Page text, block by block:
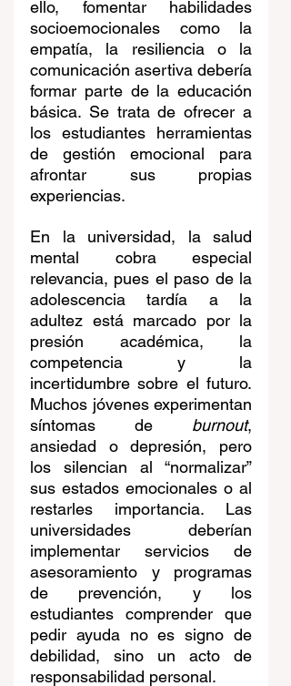
ello, fomentar habilidades
socioemocionales como la
empatía, la resiliencia o la
comunicación asertiva debería
formar parte de la educación
básica. Se trata de ofrecer a
los estudiantes herramientas
de gestión emocional para
afrontar sus propias
experiencias.
En la universidad, la salud
mental cobra especial
relevancia, pues el paso de la
adolescencia tardía a la
adultez está marcado por la
presión académica, la
competencia y la
incertidumbre sobre el futuro.
Muchos jóvenes experimentan
síntomas de burnout,
ansiedad o depresión, pero
los silencian al “normalizar”
sus estados emocionales o al
restarles importancia. Las
universidades deberían
implementar servicios de
asesoramiento y programas
de prevención, y los
estudiantes comprender que
pedir ayuda no es signo de
debilidad, sino un acto de
responsabilidad personal.